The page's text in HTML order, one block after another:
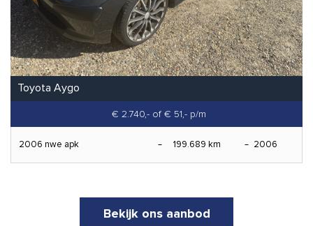
Toyota Aygo
€ 2.740,- of € 51,- p/m
2006 nwe apk 199.689 km 2006
Bekijk ons aanbod